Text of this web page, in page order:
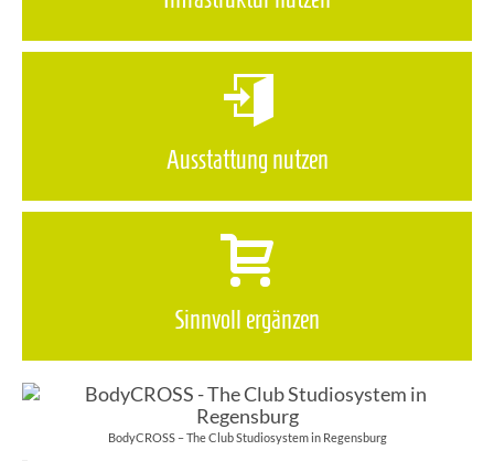
Ausstattung nutzen
Sinnvoll ergänzen
BodyCROSS – The Club Studiosystem in Regensburg